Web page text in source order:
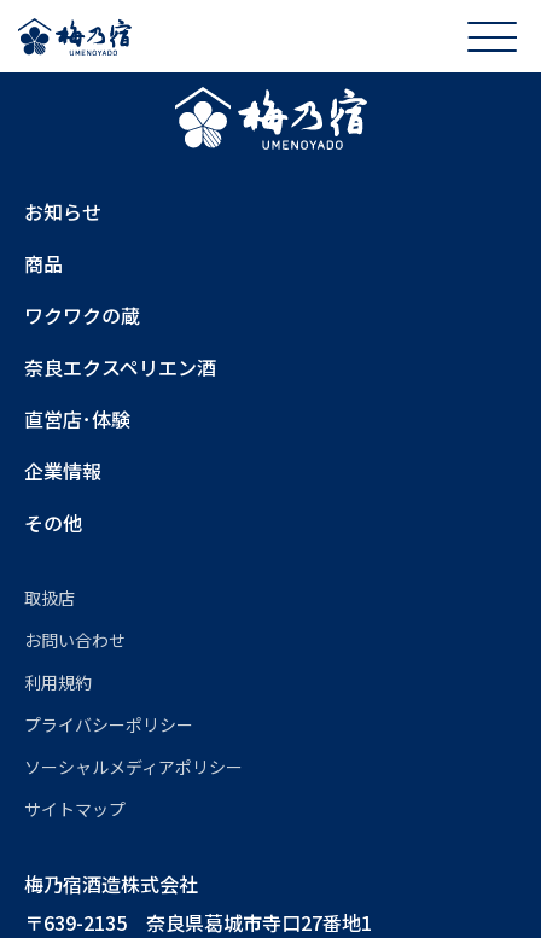
お知らせ
商品
ワクワクの蔵
奈良エクスペリエン酒
直営店･体験
企業情報
その他
取扱店
お問い合わせ
利用規約
プライバシーポリシー
ソーシャルメディアポリシー
サイトマップ
梅乃宿酒造株式会社
〒639-2135 奈良県葛城市寺口27番地1